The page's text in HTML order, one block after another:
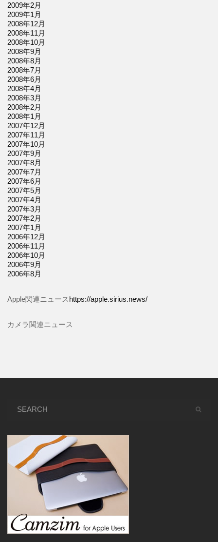
2009年2月
2009年1月
2008年12月
2008年11月
2008年10月
2008年9月
2008年8月
2008年7月
2008年6月
2008年4月
2008年3月
2008年2月
2008年1月
2007年12月
2007年11月
2007年10月
2007年9月
2007年8月
2007年7月
2007年6月
2007年5月
2007年4月
2007年3月
2007年2月
2007年1月
2006年12月
2006年11月
2006年10月
2006年9月
2006年8月
Apple関連ニュースhttps://apple.sirius.news/
カメラ関連ニュース